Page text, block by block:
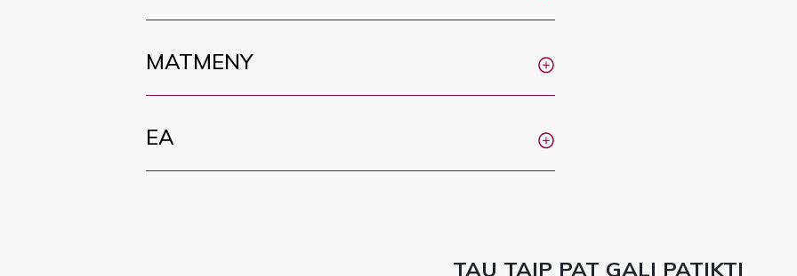
MATMENY
EA
TAU TAIP PAT GALI PATIKTI